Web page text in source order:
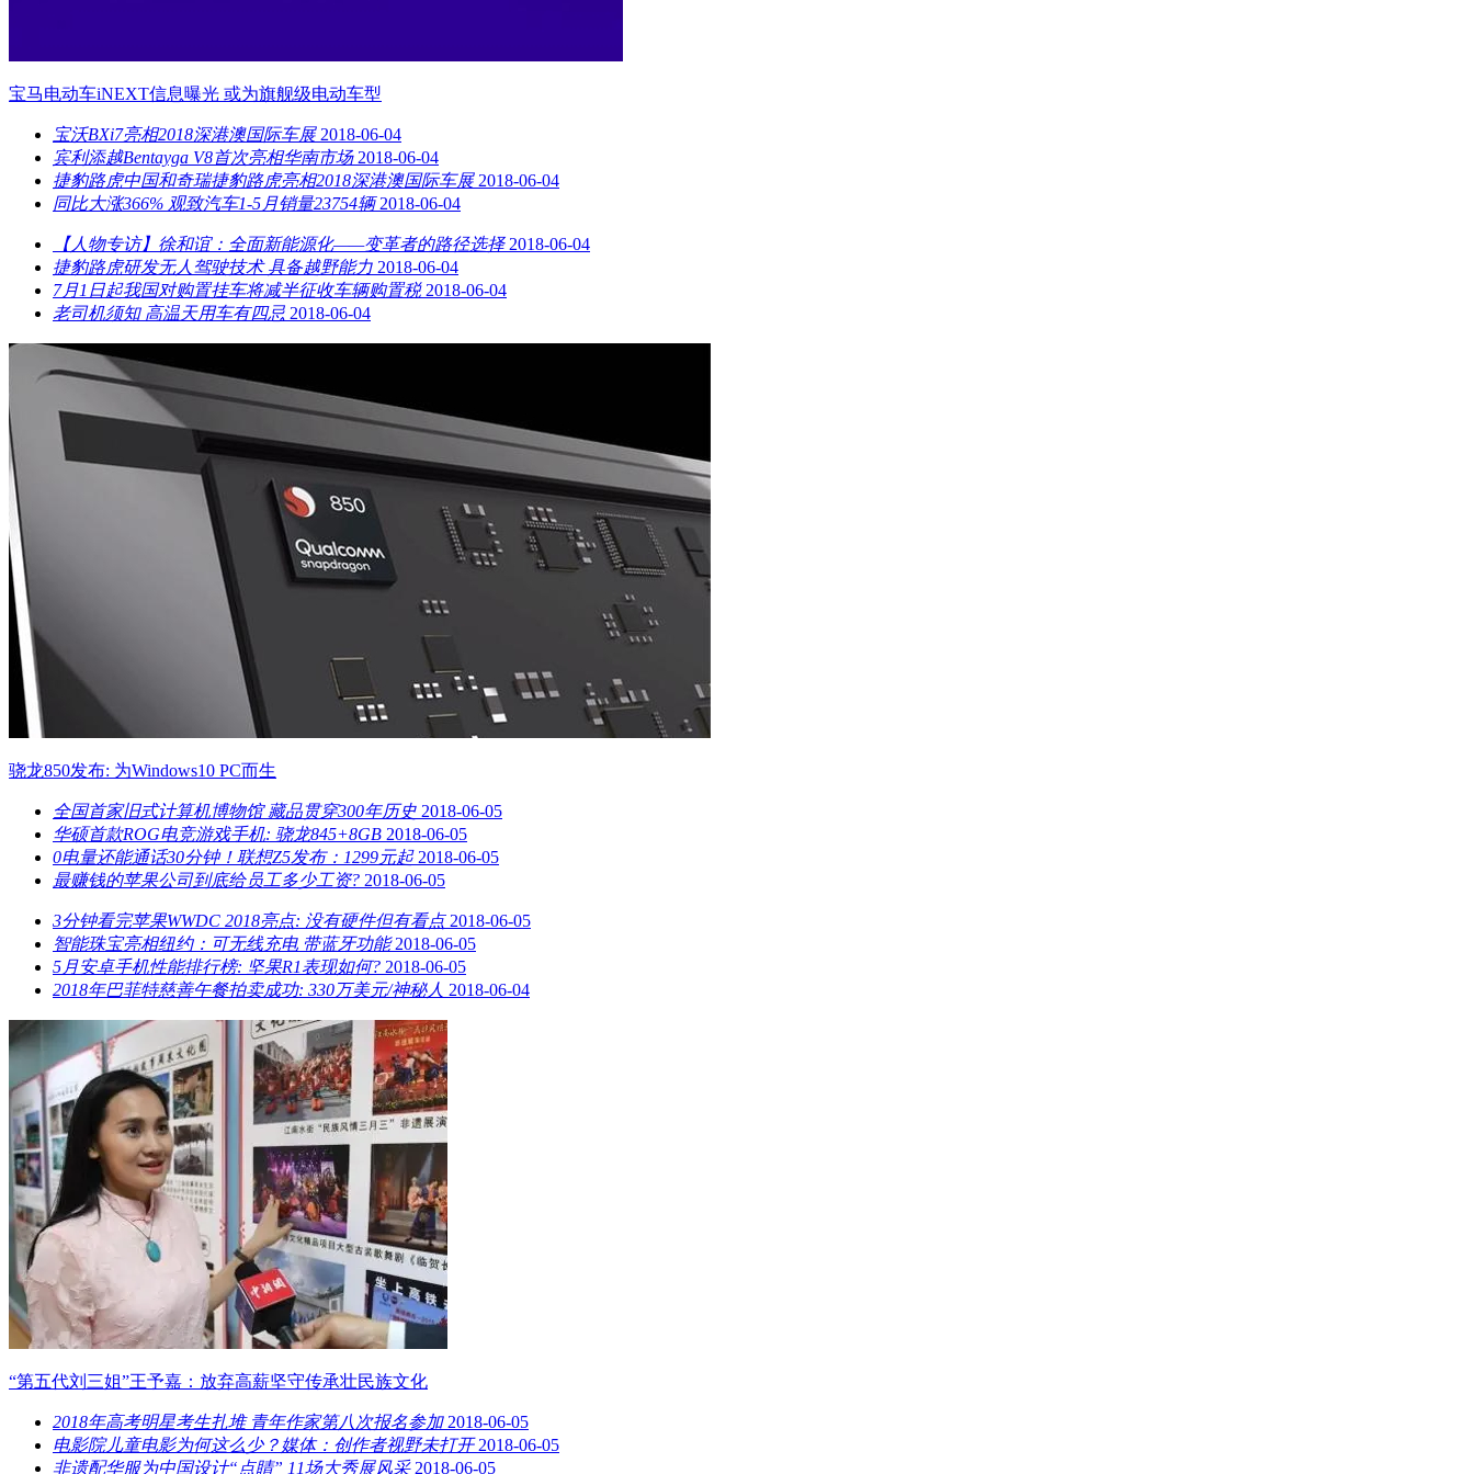
宝马电动车iNEXT信息曝光 或为旗舰级电动车型
宝沃BXi7亮相2018深港澳国际车展 2018-06-04
宾利添越Bentayga V8首次亮相华南市场 2018-06-04
捷豹路虎中国和奇瑞捷豹路虎亮相2018深港澳国际车展 2018-06-04
同比大涨366% 观致汽车1-5月销量23754辆 2018-06-04
【人物专访】徐和谊：全面新能源化——变革者的路径选择 2018-06-04
捷豹路虎研发无人驾驶技术 具备越野能力 2018-06-04
7月1日起我国对购置挂车将减半征收车辆购置税 2018-06-04
老司机须知 高温天用车有四忌 2018-06-04
骁龙850发布: 为Windows10 PC而生
全国首家旧式计算机博物馆 藏品贯穿300年历史 2018-06-05
华硕首款ROG电竞游戏手机: 骁龙845+8GB 2018-06-05
0电量还能通话30分钟！联想Z5发布：1299元起 2018-06-05
最赚钱的苹果公司到底给员工多少工资? 2018-06-05
3分钟看完苹果WWDC 2018亮点: 没有硬件但有看点 2018-06-05
智能珠宝亮相纽约：可无线充电 带蓝牙功能 2018-06-05
5月安卓手机性能排行榜: 坚果R1表现如何? 2018-06-05
2018年巴菲特慈善午餐拍卖成功: 330万美元/神秘人 2018-06-04
“第五代刘三姐”王予嘉：放弃高薪坚守传承壮民族文化
2018年高考明星考生扎堆 青年作家第八次报名参加 2018-06-05
电影院儿童电影为何这么少？媒体：创作者视野未打开 2018-06-05
非遗配华服为中国设计“点睛” 11场大秀展风采 2018-06-05